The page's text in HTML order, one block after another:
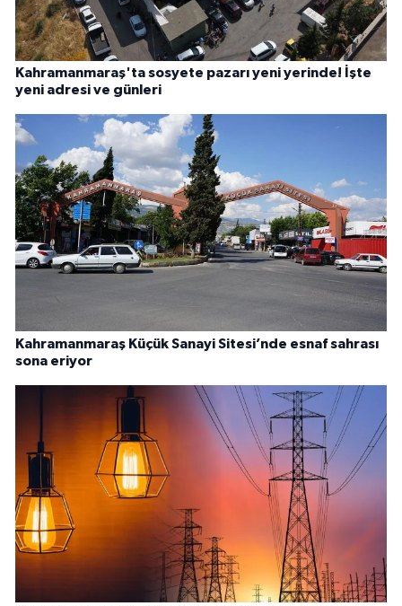
Kahramanmaraş'ta sosyete pazarı yeni yerinde! İşte
yeni adresi ve günleri
Kahramanmaraş Küçük Sanayi Sitesi’nde esnaf sahrası
sona eriyor